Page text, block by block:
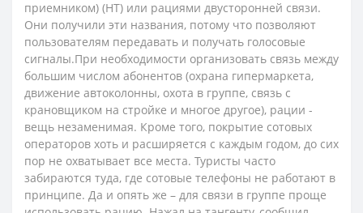
приемником) (HT) или рациями двусторонней связи.
Они получили эти названия, потому что позволяют
пользователям передавать и получать голосовые
сигналы.При необходимости организовать связь между
большим числом абонентов (охрана гипермаркета,
движение автоколонны, охота в группе, связь с
крановщиком на стройке и многое другое), рации -
вещь незаменимая. Кроме того, покрытие сотовых
операторов хоть и расширяется с каждым годом, до сих
пор не охватывает все места. Туристы часто
забираются туда, где сотовые телефоны не работают в
принципе. Да и опять же – для связи в группе проще